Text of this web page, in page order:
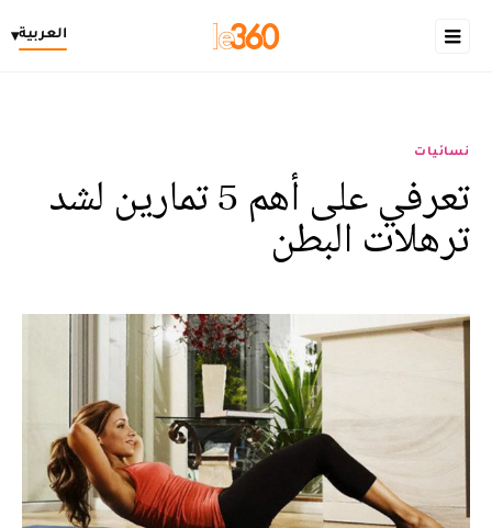
العربية▾
نسائيات
تعرفي على أهم 5 تمارين لشد
ترهلات البطن